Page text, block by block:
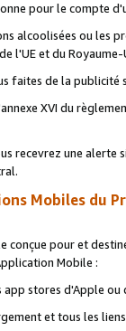
pour le compte
alcoolisées ou les
l'UE et du Royaume-
faites de la publicité
XVI du
recevrez une alerte
Mobiles du
conçue pour et
Mobile :
stores d'Apple ou
et tous les